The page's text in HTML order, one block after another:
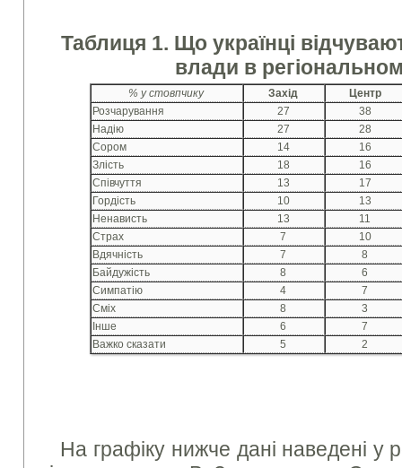
Таблиця 1. Що українці
влади в
% у стовпчику Захід
Центр
Розчарування
27
38
Надію
27
28
Сором
14
16
Злість
18
16
Співчуття
13
17
Гордість
10
13
Ненависть
13
11
Страх
7
10
Вдячність
7
8
Байдужість
8
6
Симпатію
4
7
Сміх
8
3
Інше
6
7
Важко сказати
5 2
На графіку нижче дані наведені у